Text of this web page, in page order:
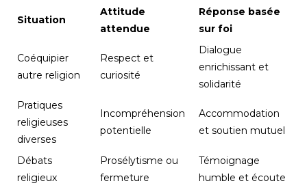
Situation
Attitude
attendue
Réponse basée
sur foi
Coéquipier
autre religion
Respect et
curiosité
Dialogue
enrichissant et
solidarité
Pratiques
religieuses
diverses
Incompréhension
potentielle
Accommodation
et soutien mutuel
Débats
religieux
Prosélytisme ou
fermeture
Témoignage
humble et écoute